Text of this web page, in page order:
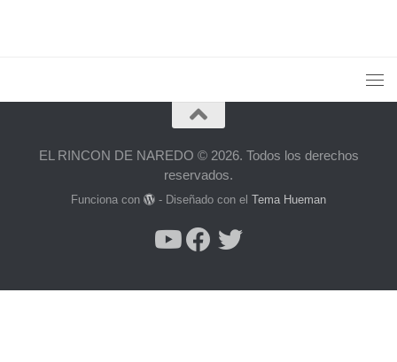
EL RINCON DE NAREDO © 2026. Todos los derechos
reservados.
Funciona con - Diseñado con elTema Hueman